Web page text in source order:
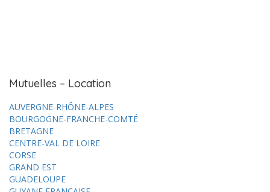
Mutuelles – Location
AUVERGNE-RHÔNE-ALPES
BOURGOGNE-FRANCHE-COMTÉ
BRETAGNE
CENTRE-VAL DE LOIRE
CORSE
GRAND EST
GUADELOUPE